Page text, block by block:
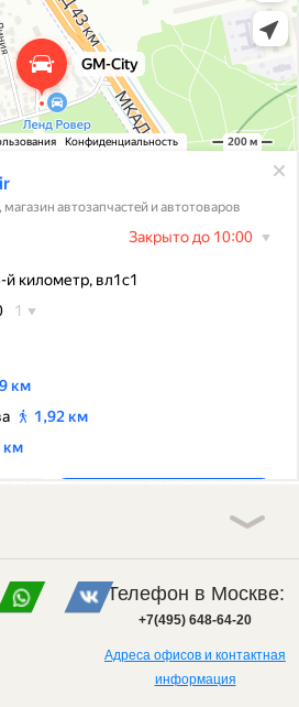
Телефон в Москве:
+7(495) 648-64-20
Адреса офисов и контактная
информация